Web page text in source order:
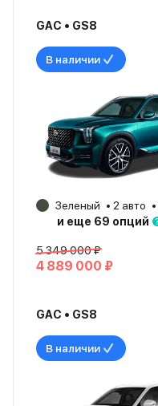
GAC • GS8
В наличии
Зеленый 2 авто
и еще 69 опций
5 349 000 ₽
4 889 000 ₽
GAC • GS8
В наличии